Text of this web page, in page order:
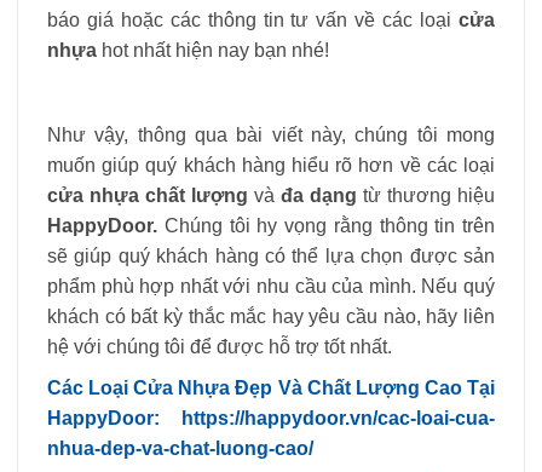
báo giá hoặc các thông tin tư vấn về các loại cửa
nhựa hot nhất hiện nay bạn nhé!
Như vậy, thông qua bài viết này, chúng tôi mong
muốn giúp quý khách hàng hiểu rõ hơn về các loại
cửa nhựa chất lượng và đa dạng từ thương hiệu
HappyDoor. Chúng tôi hy vọng rằng thông tin trên
sẽ giúp quý khách hàng có thể lựa chọn được sản
phẩm phù hợp nhất với nhu cầu của mình. Nếu quý
khách có bất kỳ thắc mắc hay yêu cầu nào, hãy liên
hệ với chúng tôi để được hỗ trợ tốt nhất.
Các Loại Cửa Nhựa Đẹp Và Chất Lượng Cao Tại
HappyDoor: https://happydoor.vn/cac-loai-cua-
nhua-dep-va-chat-luong-cao/